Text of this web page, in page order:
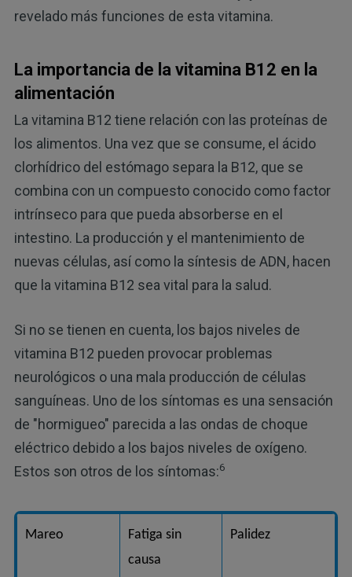
revelado más funciones de esta vitamina.
La importancia de la vitamina B12 en la
alimentación
La vitamina B12 tiene relación con las proteínas de
los alimentos. Una vez que se consume, el ácido
clorhídrico del estómago separa la B12, que se
combina con un compuesto conocido como factor
intrínseco para que pueda absorberse en el
intestino. La producción y el mantenimiento de
nuevas células, así como la síntesis de ADN, hacen
que la vitamina B12 sea vital para la salud.
Si no se tienen en cuenta, los bajos niveles de
vitamina B12 pueden provocar problemas
neurológicos o una mala producción de células
sanguíneas. Uno de los síntomas es una sensación
de "hormigueo" parecida a las ondas de choque
eléctrico debido a los bajos niveles de oxígeno.
Estos son otros de los síntomas:6
Mareo
Fatiga sin
causa
Palidez